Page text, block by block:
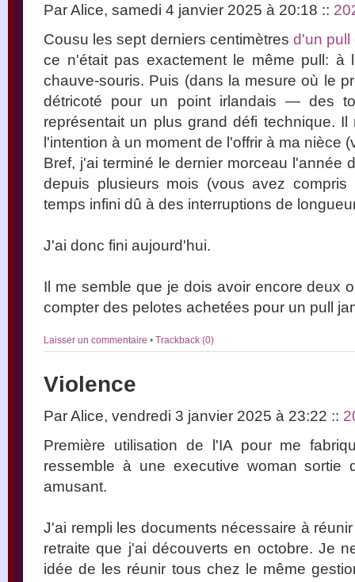
Par Alice, samedi 4 janvier 2025 à 20:18 ::
Cousu les sept derniers centimètres d'un pull
ce n'était pas exactement le même pull: à
chauve-souris. Puis (dans la mesure où le
détricoté pour un point irlandais — des
représentait un plus grand défi technique.
l'intention à un moment de l'offrir à ma nièce
Bref, j'ai terminé le dernier morceau l'année
depuis plusieurs mois (vous avez
temps infini dû à des interruptions de
J'ai donc fini aujourd'hui.
Il me semble que je dois avoir encore deux
compter des pelotes achetées pour un pull
Laisser un commentaire • Trackback (0)
Violence
Par Alice, vendredi 3 janvier 2025 à 23:22 ::
Première utilisation de l'IA pour me
ressemble à une executive woman sortie
amusant.
J'ai rempli les documents nécessaire à
retraite que j'ai découverts en octobre. Je
idée de les réunir tous chez le même